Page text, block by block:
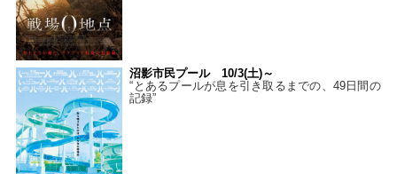
沼影市民プール 10/3(土)～
“とあるプールが息を引き取るまでの、49日間の
記録”